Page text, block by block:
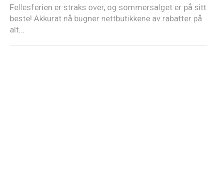
Fellesferien er straks over, og sommersalget er på sitt
beste! Akkurat nå bugner nettbutikkene av rabatter på
alt...